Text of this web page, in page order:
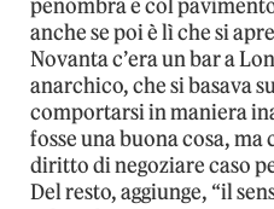
penombra e col
anche se poi è lì che si
Novanta c’era un bar a
anarchico, che si basava
comportarsi in maniera
fosse una buona cosa,
diritto di negoziare caso
Del resto, aggiunge, “il